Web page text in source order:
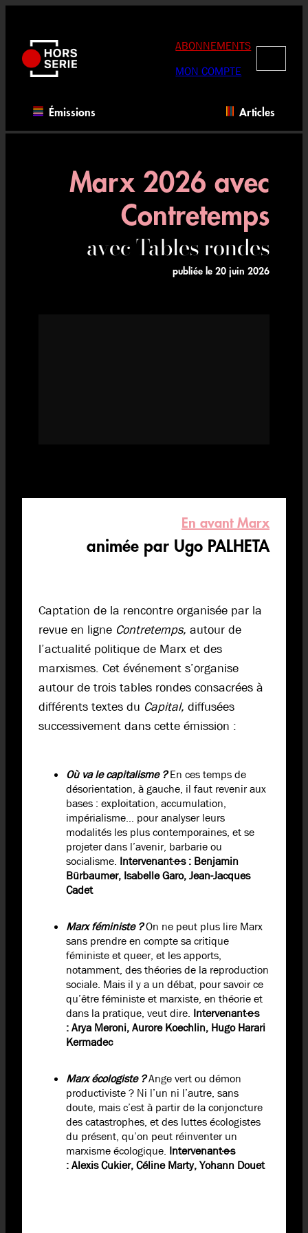
contenu
ABONNEMENTS
MON COMPTE
Émissions Articles
Marx 2026 avec
Contretemps
avec Tables rondes
publiée le 20 juin 2026
En avant Marx
animée par Ugo PALHETA
Captation de la rencontre organisée par la
revue en ligne Contretemps, autour de
l’actualité politique de Marx et des
marxismes. Cet événement s’organise
autour de trois tables rondes consacrées à
différents textes du Capital, diffusées
successivement dans cette émission :
Où va le capitalisme ?En ces temps de
désorientation, à gauche, il faut revenir aux
bases : exploitation, accumulation,
impérialisme… pour analyser leurs
modalités les plus contemporaines, et se
projeter dans l’avenir, barbarie ou
socialisme. Intervenant·e·s : Benjamin
Bürbaumer, Isabelle Garo, Jean-Jacques
Cadet
Marx féministe ?On ne peut plus lire Marx
sans prendre en compte sa critique
féministe et queer, et les apports,
notamment, des théories de la reproduction
sociale. Mais il y a un débat, pour savoir ce
qu’être féministe et marxiste, en théorie et
dans la pratique, veut dire. Intervenant·e·s
:Arya Meroni, Aurore Koechlin, Hugo Harari
Kermadec
Marx écologiste ?Ange vert ou démon
productiviste ? Ni l’un ni l’autre, sans
doute, mais c’est à partir de la conjoncture
des catastrophes, et des luttes écologistes
du présent, qu’on peut réinventer un
marxisme écologique. Intervenant·e·s
:Alexis Cukier, Céline Marty, Yohann Douet